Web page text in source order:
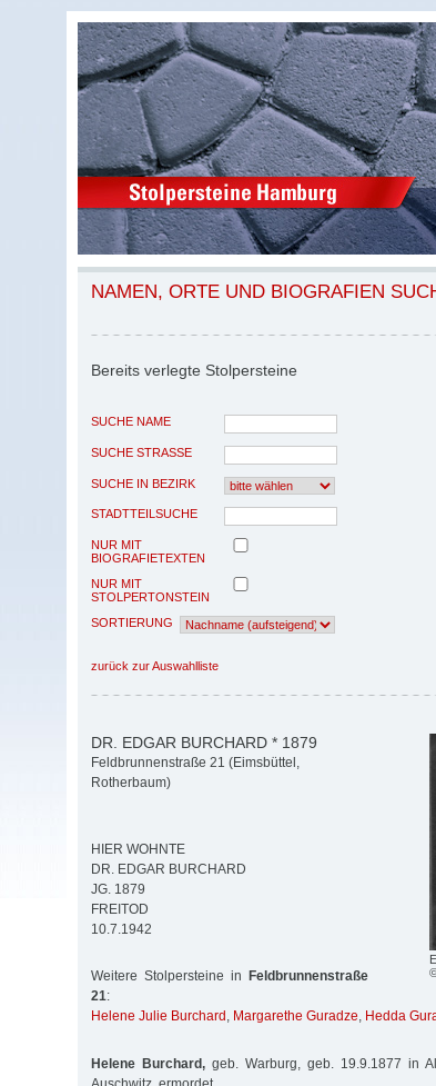
NAMEN, ORTE UND BIOGRAFIEN
Bereits verlegte Stolpersteine
SUCHE NAME
SUCHE STRASSE
SUCHE IN BEZIRK
STADTTEILSUCHE
NUR MIT
BIOGRAFIETEXTEN
NUR MIT
STOLPERTONSTEIN
SORTIERUNG
zurück zur Auswahlliste
DR. EDGAR BURCHARD * 1879
Feldbrunnenstraße 21 (Eimsbüttel,
Rotherbaum)
HIER WOHNTE
DR. EDGAR BURCHARD
JG. 1879
FREITOD
10.7.1942
Weitere Stolpersteine in
Feldbrunnenstraße
21:
Helene Julie Burchard , Margarethe Guradze, Hedda
Helene Burchard, geb. Warburg, geb. 19.9.1877 in